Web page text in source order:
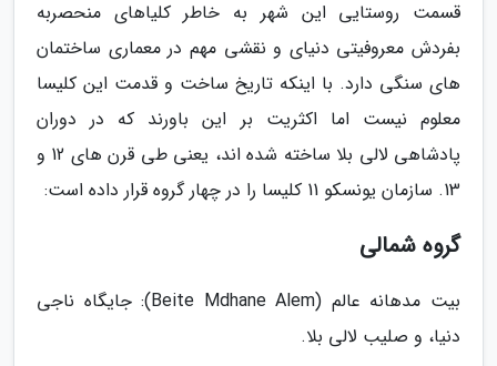
قسمت روستایی این شهر به خاطر کلیاهای منحصربه
بفردش معروفیتی دنیای و نقشی مهم در معماری ساختمان
های سنگی دارد. با اینکه تاریخ ساخت و قدمت این کلیسا
معلوم نیست اما اکثریت بر این باورند که در دوران
پادشاهی لالی بلا ساخته شده اند، یعنی طی قرن های 12 و
13. سازمان یونسکو 11 کلیسا را در چهار گروه قرار داده است:
گروه شمالی
بیت مدهانه عالم (Beite Mdhane Alem): جایگاه ناجی
دنیا، و صلیب لالی بلا.